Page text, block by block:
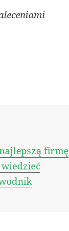
firmę